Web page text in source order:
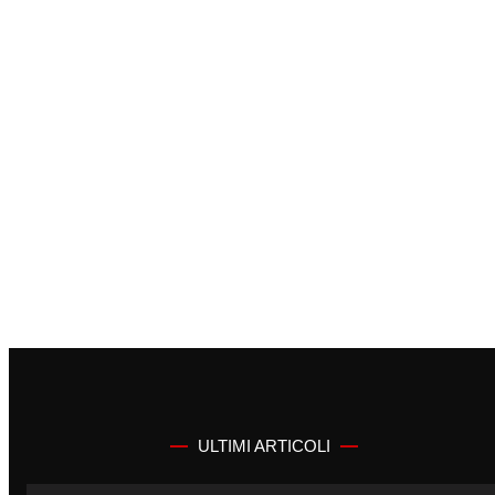
ULTIMI ARTICOLI